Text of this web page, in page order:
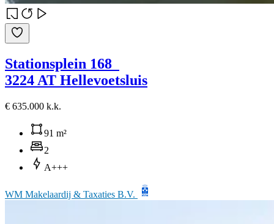
Stationsplein 168
3224 AT Hellevoetsluis
€ 635.000 k.k.
91 m²
2
A+++
WM Makelaardij & Taxaties B.V.